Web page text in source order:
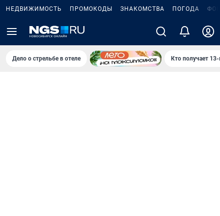
НЕДВИЖИМОСТЬ ПРОМОКОДЫ ЗНАКОМСТВА ПОГОДА
Дело о стрельбе в отеле Кто получает